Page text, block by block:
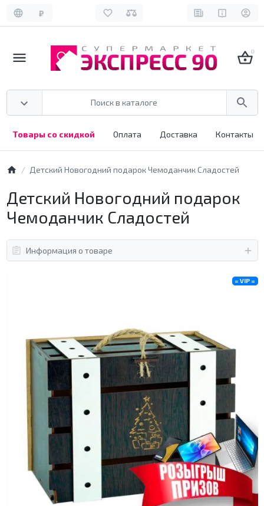
₽
0
Товары со скидкой Оплата Доставка Контакты
Детский Новогодний подарок Чемоданчик Сладостей
Детский Новогодний подарок
Чемоданчик Сладостей
Информация о товаре
= VIP =